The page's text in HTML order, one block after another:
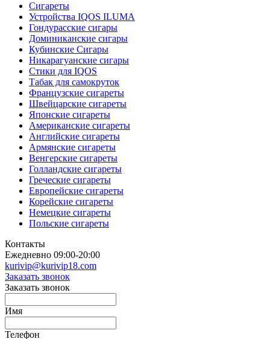
Сигареты
Устройства IQOS ILUMA
Гондурасские сигары
Доминиканские сигары
Кубинские Сигары
Никарагуанские сигары
Стики для IQOS
Табак для самокруток
Французские сигареты
Швейцарские сигареты
Японские сигареты
Американские сигареты
Английские сигареты
Армянские сигареты
Венгерские сигареты
Голландские сигареты
Греческие сигареты
Европейские сигареты
Корейские сигареты
Немецкие сигареты
Польские сигареты
Контакты
Ежедневно 09:00-20:00
kurivip@kurivip18.com
Заказать звонок
Заказать звонок
Имя
Телефон